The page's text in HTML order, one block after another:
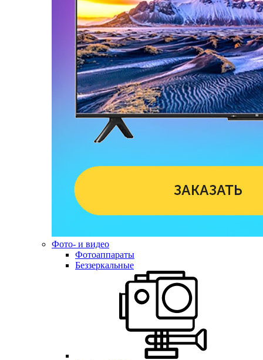
Фото- и видео
Фотоаппараты
Беззеркальные